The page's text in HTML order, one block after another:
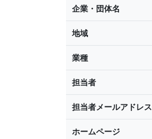
企業・団体名
地域
業種
担当者
担当者メールアドレス
ホームページ